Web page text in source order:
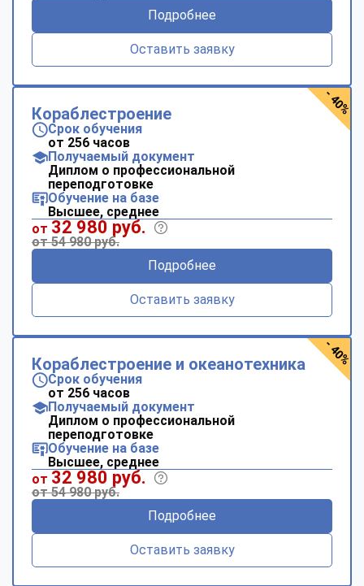
Подробнее
Оставить заявку
Кораблестроение
Срок обучения
от 256 часов
Получаемый документ
Диплом о профессиональной
переподготовке
Обучение на базе
Высшее, среднее
от 32 980 руб.
от 54 980 руб.
Подробнее
Оставить заявку
- 40%
Кораблестроение и океанотехника
Срок обучения
от 256 часов
Получаемый документ
Диплом о профессиональной
переподготовке
Обучение на базе
Высшее, среднее
от 32 980 руб.
от 54 980 руб.
Подробнее
Оставить заявку
- 40%